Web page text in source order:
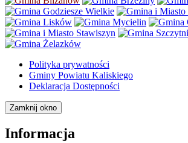
Polityka prywatności
Gminy Powiatu Kaliskiego
Deklaracja Dostępności
Zamknij okno
Informacja